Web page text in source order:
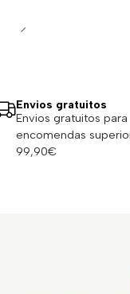
Envios gratuitos
Envios gratuitos para
encomendas
99,90€